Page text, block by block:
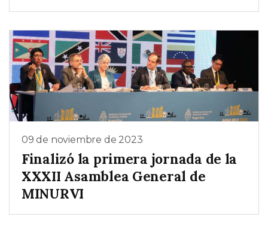
09 de noviembre de 2023
Finalizó la primera jornada de la
XXXII Asamblea General de
MINURVI